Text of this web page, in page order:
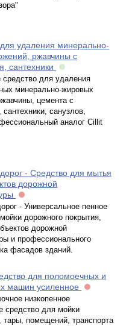
удаления минерально-
ржавчины с
сантехники
средство для удаления
минерально-жировых
цемента с
санузлов,
аналог Cillit
- Средство для мытья
дорожной
- Универсальное пенное
дорожного покрытия,
дорожной
и профессионального
фасадов зданий.
для поломоечных и
машин усиленное
низкопенное
средство для мойки
тары, помещений, транспорта